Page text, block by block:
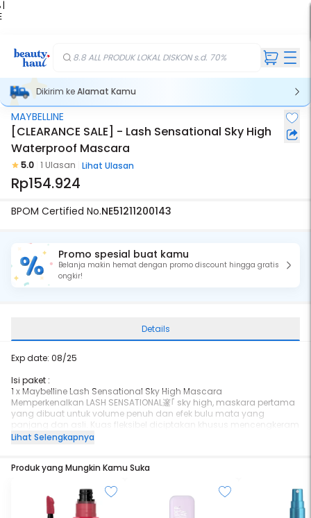
|
8.8 ALL PRODUK LOKAL DISKON s.d. 70%
Dikirim keAlamat Kamu
MAYBELLINE
[CLEARANCE SALE] - Lash Sensational Sky High
Waterproof Mascara
5.0 1 Ulasan Lihat Ulasan
Rp154.924
BPOM Certified No.NE51211200143
Promo spesial buat kamu
Belanja makin hemat dengan promo discount hingga gratis
ongkir!
Details
Exp date: 08/25
Isi paket :
1 x Maybelline Lash Sensational Sky High Mascara
Memperkenalkan LASH SENSATIONAL邃｢ sky high, maskara pertama
yang dibuat untuk volume penuh dan efek bulu mata yang
panjang dan asli. Kuas fleksibel diciptakan khusus mencengkeram
dan memanjangkan setiap bulu mata. Formulanya yang
Untuk hasil terbaik, pegang sikat fleksibel pada bulu mata dan
panjang yang diinginkan dan tercapai.
Lihat Selengkapnya
Produk yang Mungkin Kamu Suka